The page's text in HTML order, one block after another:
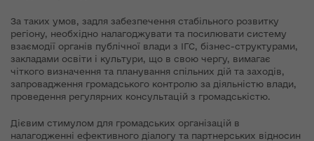
За таких умов, задля забезпечення стабільного розвитку
регіону, необхідно налагоджувати та посилювати систему
взаємодії органів публічної влади з ІГС, бізнес-структурами,
закладами освіти і культури, що в свою чергу, вимагає
чіткого визначення та планування спільних дій та заходів,
запровадження громадського контролю за діяльністю влади,
проведення регулярних консультацій з громадськістю.
Дієвим стимулом для громадських організацій в
налагодженні ефективного діалогу та партнерських відносин